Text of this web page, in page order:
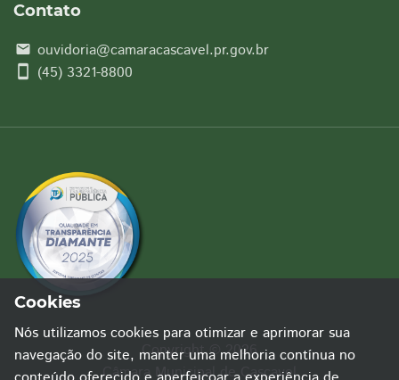
Contato
email ouvidoria@camaracascavel.pr.gov.br
smartphone (45) 3321-8800
Copyright © 2026
Câmara Municipal de Cascavel
Cookies
Nós utilizamos cookies para otimizar e aprimorar sua
navegação do site, manter uma melhoria contínua no